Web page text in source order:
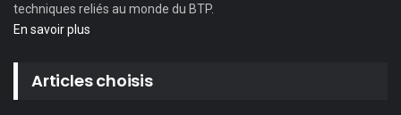
techniques reliés au monde du BTP.
En savoir plus
Articles choisis